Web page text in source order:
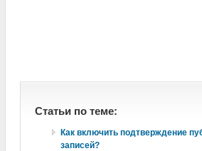
Статьи по теме:
Как включить подтверждение
записей?